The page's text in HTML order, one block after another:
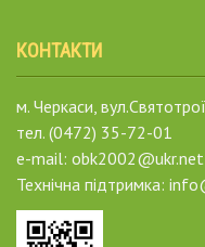
КОНТАКТИ
м. Черкаси,
тел. (0472) 35-72-01
e-mail: obk2002@ukr.net
Технічна підтримка: